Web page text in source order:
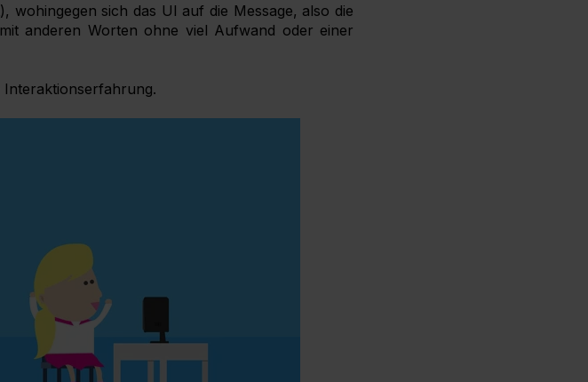
wohingegen sich das UI auf die Message, also die
anderen Worten ohne viel Aufwand oder einer
Interaktionserfahrung.